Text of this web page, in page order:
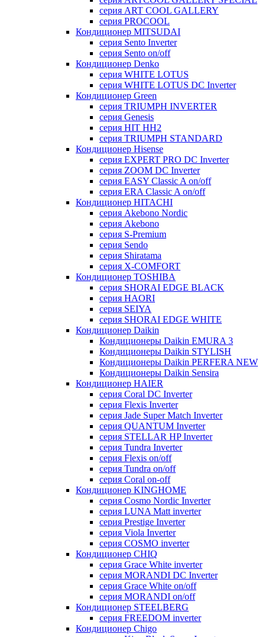
серия ART COOL GALLERY
серия PROCOOL
Кондиционер MITSUDAI
серия Sento Inverter
серия Sento on/off
Кондиционер Denko
серия WHITE LOTUS
серия WHITE LOTUS DC Inverter
Кондиционер Green
серия TRIUMPH INVERTER
серия Genesis
серия HIT HH2
серия TRIUMPH STANDARD
Кондиционер Hisense
серия EXPERT PRO DC Inverter
серия ZOOM DC Inverter
серия EASY Classic A on/off
серия ERA Classic A on/off
Кондиционер HITACHI
cерия Akebono Nordic
серия Akebono
серия S-Premium
серия Sendo
серия Shiratama
серия X-COMFORT
Кондиционер TOSHIBA
серия SHORAI EDGE BLACK
серия HAORI
серия SEIYA
серия SHORAI EDGE WHITE
Кондиционер Daikin
Кондиционеры Daikin EMURA 3
Кондиционеры Daikin STYLISH
Кондиционеры Daikin PERFERA NEW
Кондиционеры Daikin Sensira
Кондиционер HAIER
серия Coral DC Inverter
серия Flexis Inverter
серия Jade Super Match Inverter
серия QUANTUM Inverter
серия STELLAR HP Inverter
серия Tundra Inverter
серия Flexis on/off
серия Tundra on/off
серия Coral on-off
Кондиционер KINGHOME
серия Cosmo Nordic Inverter
серия LUNA Matt inverter
серия Prestige Inverter
серия Viola Inverter
серия COSMO inverter
Кондиционер CHIQ
серия Grace White inverter
серия MORANDI DC Inverter
серия Grace White on/off
серия MORANDI on/off
Кондиционер STEELBERG
серия FREEDOM inverter
Кондиционер Chigo